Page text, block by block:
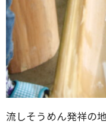
流しそうめん発祥の